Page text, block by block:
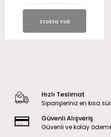
Stokta Yok
Hızlı Teslimat
Siparişleriniz en kısa
Güvenli Alışveriş
Güvenli ve kolay